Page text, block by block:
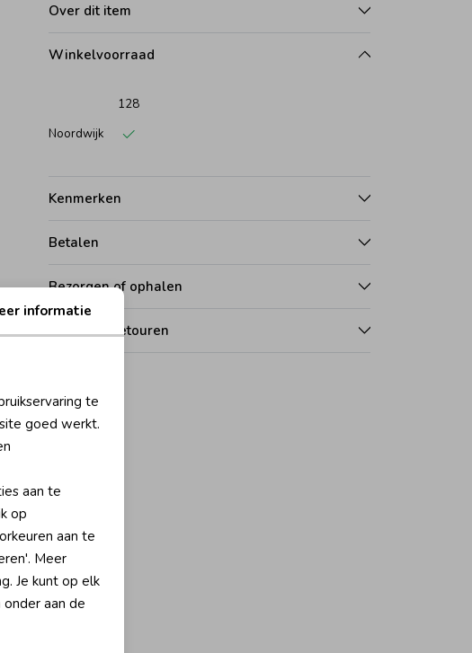
Over dit item
Winkelvoorraad
128
Noordwijk
Kenmerken
Betalen
Bezorgen of ophalen
Ruilen en retouren
informatie
te
goed werkt.
aan te
op
aan te
Meer
Je kunt op elk
aan de